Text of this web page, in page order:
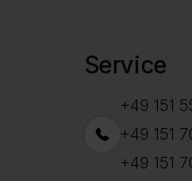
Service
+49 151
+49 151
+49 151